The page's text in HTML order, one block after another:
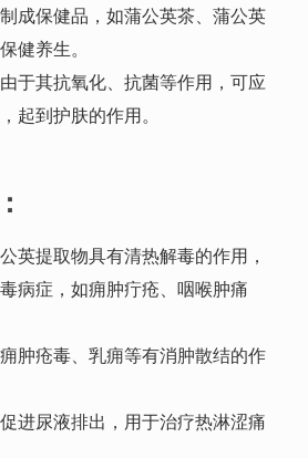
成保健品，如蒲公英茶、蒲公英
健养生。
于其抗氧化、抗菌等作用，可应
起到护肤的作用。
英提取物具有清热解毒的作用，
病症，如痈肿疔疮、咽喉肿痛
肿疮毒、乳痈等有消肿散结的作
进尿液排出，用于治疗热淋涩痛